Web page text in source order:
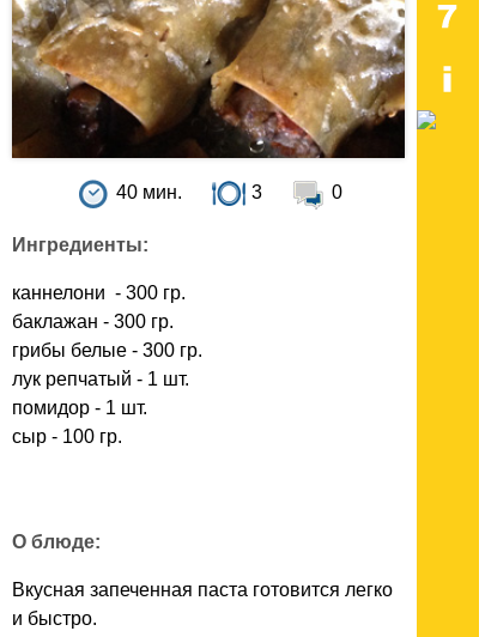
40 мин. 3 0
Ингредиенты:
каннелони - 300 гр.
баклажан - 300 гр.
грибы белые - 300 гр.
лук репчатый - 1 шт.
помидор - 1 шт.
сыр - 100 гр.
О блюде:
Вкусная запеченная паста готовится легко
и быстро.